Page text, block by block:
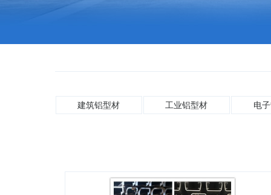
建筑铝型材 工业铝型材 电